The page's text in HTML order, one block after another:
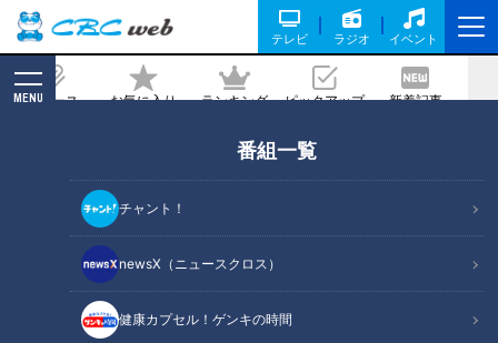
テレビ ラジオ イベント
ニュース お気に入り ランキング ピックアップ 新着記事
MENU
番組一覧
チャント！
newsX（ニュースクロス）
健康カプセル！ゲンキの時間
作りに挑戦！高山リセットは回避したも
のの地名しりとりは再び四国へ
記事に戻る